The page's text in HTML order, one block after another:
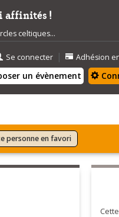
affinités !
celtiques...
Se connecter | Adhésion
un évènement
personne en favori